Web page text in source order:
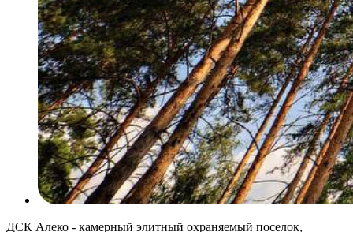
ДСК Алеко - камерный элитный охраняемый поселок,